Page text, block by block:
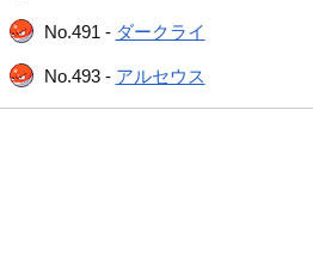
No.491 - ダークライ
No.493 - アルセウス